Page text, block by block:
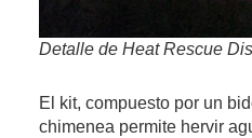
Detalle de Heat Rescue
El kit, compuesto por un
chimenea permite hervir